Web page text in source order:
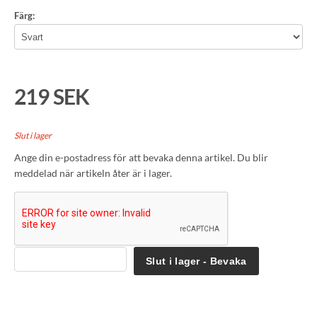
Färg:
219 SEK
Slut i lager
Ange din e-postadress för att bevaka denna artikel. Du blir
meddelad när artikeln åter är i lager.
Slut i lager - Bevaka